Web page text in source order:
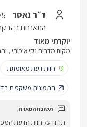
ד״ר נאסר
/5
התארחנו ב
יוקרתי מאוד
מקום מדהים נקי איכותי ,
חוות דעת מאומתת
התמונות משקפות
תודה על חוות הדעת